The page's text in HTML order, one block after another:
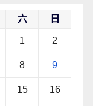
六 日
1 2
8 9
15 16